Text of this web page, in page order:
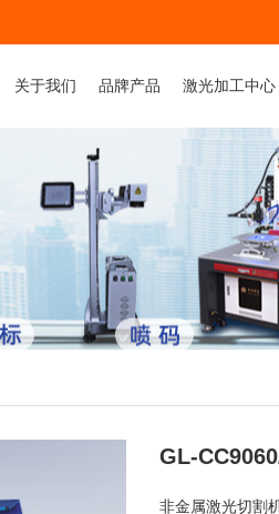
关于我们
总经理致辞
资质荣誉
厂房厂貌
品牌产品
激光打标机系列
手持激光打标机打码机
流水线: 激光喷码机系列
视觉定位激光打标机
激光焊接机系列
非金属激光切割机
代加工：打标 切割 焊接
气动打标机系列
激光加工中心
金属打标加工
非金属打标加
金属激光焊
非金属切割
金属切割加工
GL-
非金属激光切割